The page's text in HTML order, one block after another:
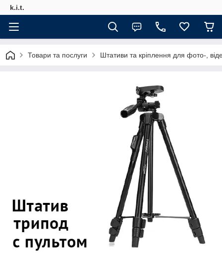
k.i.t.
Товари та послуги Штативи та кріплення для фото-,